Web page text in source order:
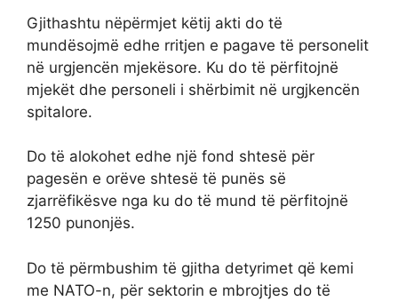
Gjithashtu nëpërmjet këtij akti do të
mundësojmë edhe rritjen e pagave të personelit
në urgjencën mjekësore. Ku do të përfitojnë
mjekët dhe personeli i shërbimit në urgjkencën
spitalore.
Do të alokohet edhe një fond shtesë për
pagesën e orëve shtesë të punës së
zjarrëfikësve nga ku do të mund të përfitojnë
1250 punonjës.
Do të përmbushim të gjitha detyrimet që kemi
me NATO-n, për sektorin e mbrojtjes do të